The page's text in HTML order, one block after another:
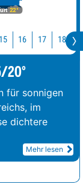
22°
15 16 17 18
20°
für sonnigen
im
dichtere
Mehr lesen